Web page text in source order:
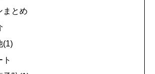
まとめ
(1)
ト